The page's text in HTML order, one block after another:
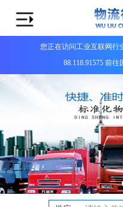
您正在访问工业互联网行
88.118.91575 前